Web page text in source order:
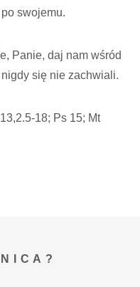
swojemu.
Panie, daj nam wśród
się nie zachwiali.
18; Ps 15; Mt